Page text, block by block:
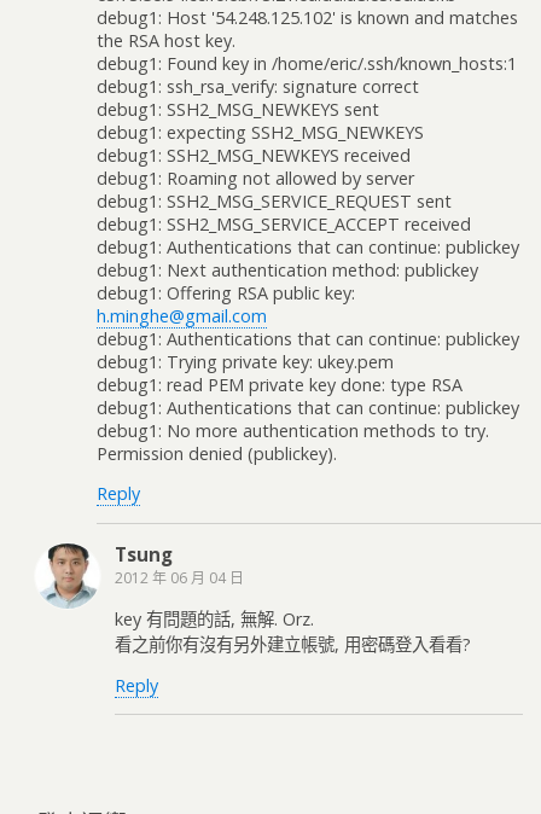
debug1: Host '54.248.125.102' is known and matches
the RSA host key.
debug1: Found key in /home/eric/.ssh/known_hosts:1
debug1: ssh_rsa_verify: signature correct
debug1: SSH2_MSG_NEWKEYS sent
debug1: expecting SSH2_MSG_NEWKEYS
debug1: SSH2_MSG_NEWKEYS received
debug1: Roaming not allowed by server
debug1: SSH2_MSG_SERVICE_REQUEST sent
debug1: SSH2_MSG_SERVICE_ACCEPT received
debug1: Authentications that can continue: publickey
debug1: Next authentication method: publickey
debug1: Offering RSA public key:
h.minghe@gmail.com
debug1: Authentications that can continue: publickey
debug1: Trying private key: ukey.pem
debug1: read PEM private key done: type RSA
debug1: Authentications that can continue: publickey
debug1: No more authentication methods to try.
Permission denied (publickey).
Reply
Tsung
2012 年 06 月 04 日
key 有問題的話, 無解. Orz.
看之前你有沒有另外建立帳號, 用密碼登入看看?
Reply